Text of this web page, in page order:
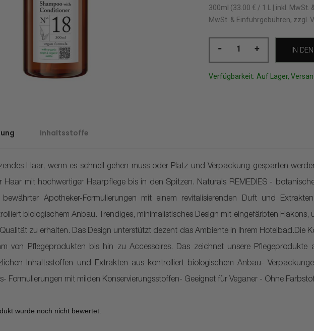
300ml (33.00 € / 1 L | inkl. MwSt.
MwSt. & Einfuhrgebühren, zzgl.
- + IN
Verfügbarkeit: Auf Lager,
Inhaltsstoffe
Haar, wenn es schnell gehen muss oder Platz und Verpackung gesparten
Haar mit hochwertiger Haarpflege bis in den Spitzen. Naturals REMEDIES -
Apotheker-Formulierungen mit einem revitalisierenden Duft und
biologischem Anbau. Trendiges, minimalistisches Design mit eingefärbten Flakons,
zu erhalten. Das Design unterstützt dezent das Ambiente in Ihrem Hotelbad.Die
von Pflegeprodukten bis hin zu Accessoires. Das zeichnet unsere Pflegeprodukte
Inhaltsstoffen und Extrakten aus kontrolliert biologischem Anbau-
Formulierungen mit milden Konservierungsstoffen- Geeignet für Veganer - Ohne